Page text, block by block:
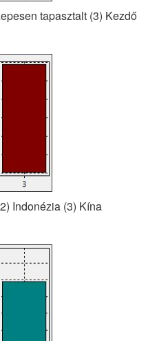
tapasztalt (3) Kezdő
Indonézia (3) Kína